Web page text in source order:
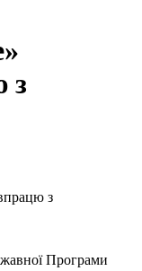
з
з
Програми